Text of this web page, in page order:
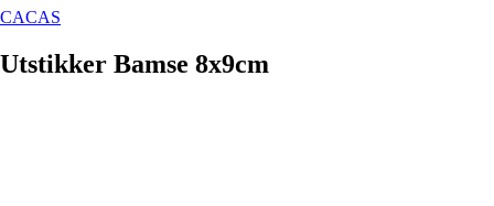
CACAS
Utstikker Bamse 8x9cm